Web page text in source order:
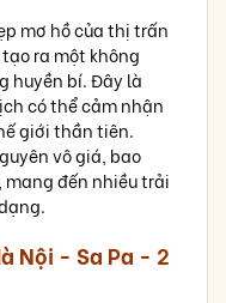
mơ hồ của thị trấn
ra một không
huyền bí. Đây là
có thể cảm nhận
giới thần tiên.
vô giá, bao
đến nhiều trải
Nội - Sa Pa - 2